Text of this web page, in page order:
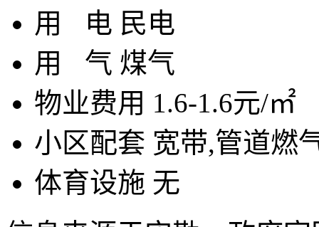
用
电 民电
用 气 煤气
物业费用 1.6-1.6元/㎡
小区配套 宽带,管道燃
体育设施 无